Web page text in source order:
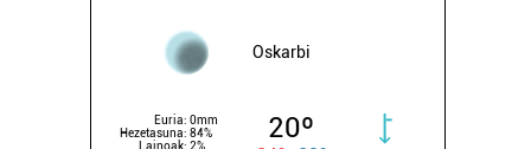
Oskarbi
Euria: 0mm
Hezetasuna: 84%
Lainoak: 2%
20º